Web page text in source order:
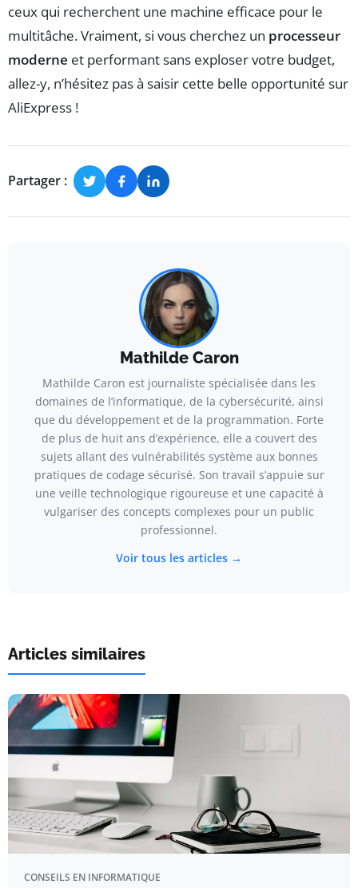
ceux qui recherchent une machine efficace pour le
multitâche. Vraiment, si vous cherchez un processeur
moderne et performant sans exploser votre budget,
allez-y, n’hésitez pas à saisir cette belle opportunité sur
AliExpress !
Partager :
Mathilde Caron
Mathilde Caron est journaliste spécialisée dans les
domaines de l’informatique, de la cybersécurité, ainsi
que du développement et de la programmation. Forte
de plus de huit ans d’expérience, elle a couvert des
sujets allant des vulnérabilités système aux bonnes
pratiques de codage sécurisé. Son travail s’appuie sur
une veille technologique rigoureuse et une capacité à
vulgariser des concepts complexes pour un public
professionnel.
Voir tous les articles →
Articles similaires
CONSEILS EN INFORMATIQUE